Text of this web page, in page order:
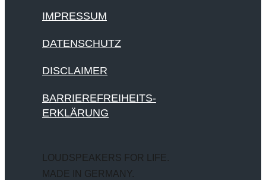
IMPRESSUM
DATENSCHUTZ
DISCLAIMER
BARRIEREFREIHEITS-
ERKLÄRUNG
LOUDSPEAKERS FOR LIFE.
MADE IN GERMANY.